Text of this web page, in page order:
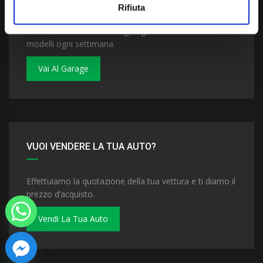
Rifiuta
Dai un'occhiata al nostro garage. Troverai nuovi
modelli ogni settimana.
Vai Al Garage
VUOI VENDERE LA TUA AUTO?
Effettuiamo la quotazione della tua vettura e ti diamo il
prezzo d’acquisto.
Vendi La Tua Auto